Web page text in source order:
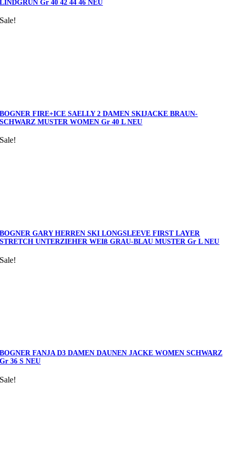
LINDGRÜN Gr 40 42 44 46 NEU
Sale!
BOGNER FIRE+ICE SAELLY 2 DAMEN SKIJACKE BRAUN-
SCHWARZ MUSTER WOMEN Gr 40 L NEU
Sale!
BOGNER GARY HERREN SKI LONGSLEEVE FIRST LAYER
STRETCH UNTERZIEHER WEIß GRAU-BLAU MUSTER Gr L NEU
Sale!
BOGNER FANJA D3 DAMEN DAUNEN JACKE WOMEN SCHWARZ
Gr 36 S NEU
Sale!